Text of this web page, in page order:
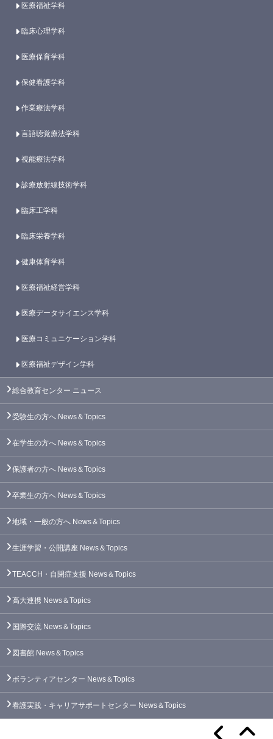
医療福祉学科
臨床心理学科
医療保育学科
保健看護学科
作業療法学科
言語聴覚療法学科
視能療法学科
診療放射線技術学科
臨床工学科
臨床栄養学科
健康体育学科
医療福祉経営学科
医療データサイエンス学科
医療コミュニケーション学科
医療福祉デザイン学科
総合教育センター ニュース
受験生の方へ News＆Topics
在学生の方へ News＆Topics
保護者の方へ News＆Topics
卒業生の方へ News＆Topics
地域・一般の方へ News＆Topics
生涯学習・公開講座 News＆Topics
TEACCH・自閉症支援 News＆Topics
高大連携 News＆Topics
国際交流 News＆Topics
図書館 News＆Topics
ボランティアセンター News＆Topics
看護実践・キャリアサポートセンター News＆Topics